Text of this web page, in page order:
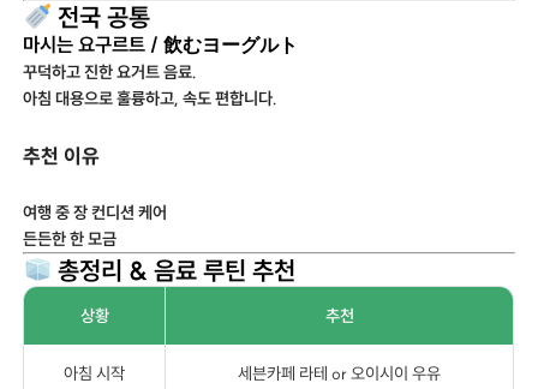
전국 공통
마시는 요구르트 / 飲むヨーグルト
꾸덕하고 진한 요거트 음료.
아침 대용으로 훌륭하고, 속도 편합니다.
추천 이유
여행 중 장 컨디션 케어
든든한 한 모금
총정리 & 음료 루틴 추천
상황 추천
아침 시작 세븐카페 라테 or 오이시이 우유